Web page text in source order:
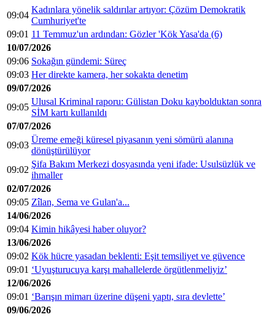
09:04
Kadınlara yönelik saldırılar artıyor: Çözüm Demokratik
Cumhuriyet'te
09:01 11 Temmuz'un ardından: Gözler 'Kök Yasa'da (6)
10/07/2026
09:06 Sokağın gündemi: Süreç
09:03 Her direkte kamera, her sokakta denetim
09/07/2026
09:05
Ulusal Kriminal raporu: Gülistan Doku kaybolduktan sonra
SİM kartı kullanıldı
07/07/2026
09:03
Üreme emeği küresel piyasanın yeni sömürü alanına
dönüştürülüyor
09:02
Şifa Bakım Merkezi dosyasında yeni ifade: Usulsüzlük ve
ihmaller
02/07/2026
09:05 Zîlan, Sema ve Gulan'a...
14/06/2026
09:04 Kimin hikâyesi haber oluyor?
13/06/2026
09:02 Kök hücre yasadan beklenti: Eşit temsiliyet ve güvence
09:01 ‘Uyuşturucuya karşı mahallelerde örgütlenmeliyiz’
12/06/2026
09:01 ‘Barışın mimarı üzerine düşeni yaptı, sıra devlette’
09/06/2026